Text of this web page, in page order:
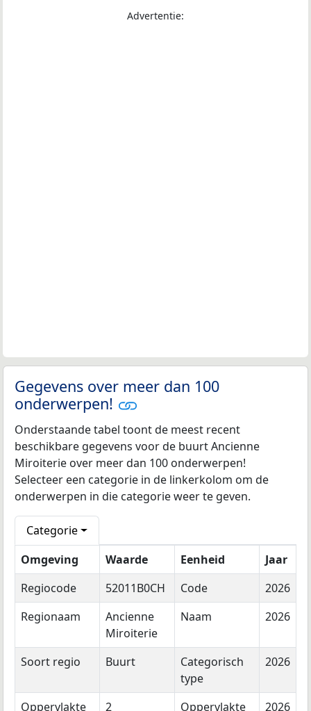
Advertentie:
Gegevens over meer dan 100
onderwerpen!
Onderstaande tabel toont de meest recent
beschikbare gegevens voor de buurt Ancienne
Miroiterie over meer dan 100 onderwerpen!
Selecteer een categorie in de linkerkolom om de
onderwerpen in die categorie weer te geven.
Categorie
Omgeving
Waarde Eenheid
Jaar
Regiocode
52011B0CH Code
2026
Regionaam
Ancienne
Miroiterie
Naam 2026
Soort regio Buurt
Categorisch
type
2026
Oppervlakte 2 Oppervlakte 2026